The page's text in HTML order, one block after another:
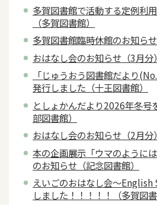
多賀図書館で活動する定例利
（多賀図書館）
多賀図書館臨時休館のお知らせ
おはなし会のお知らせ（3月分）
「じゅうおう図書館だより
発行しました（十王図書館）
としょかんだより2026年冬号
部図書館）
おはなし会のお知らせ（2月分）
本の企画展示「ウマのように
のお知らせ（記念図書館）
えいごのおはなし会～
しました！！！！！（多賀図書